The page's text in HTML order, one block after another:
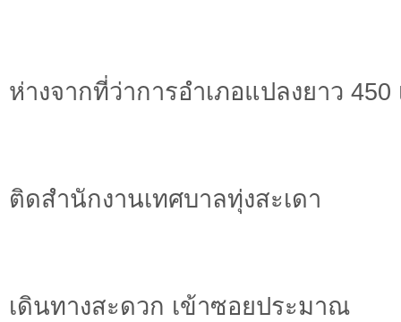
ห่างจากที่ว่าการอำเภอแปลงยาว 450
ติดสำนักงานเทศบาลทุ่งสะเดา
เดินทางสะดวก เข้าซอยประมาณ